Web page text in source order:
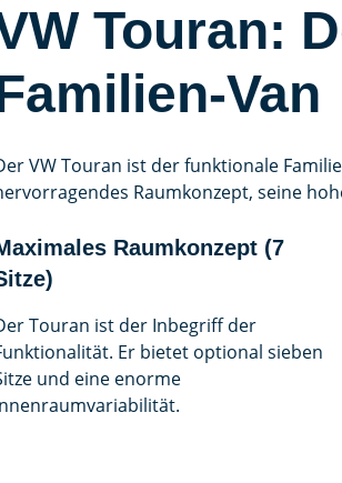
Touran:
Van
VW Touran ist der funktionale
Raumkonzept, seine
Raumkonzept (7
Touran ist der Inbegriff der
Er bietet optional sieben
und eine enorme